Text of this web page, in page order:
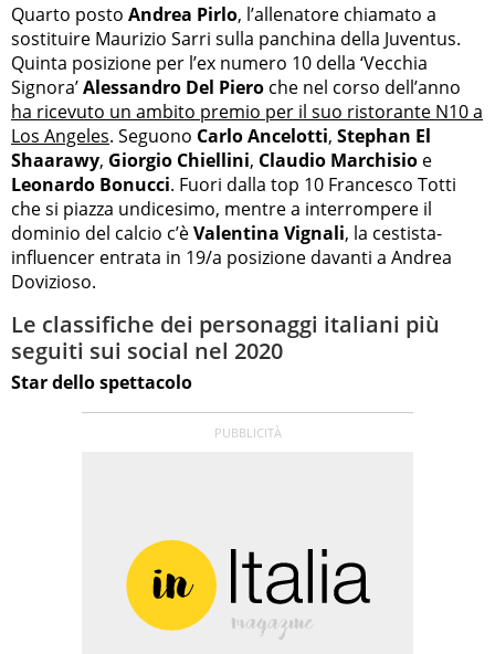
Quarto posto Andrea Pirlo, l’allenatore chiamato a
sostituire Maurizio Sarri sulla panchina della Juventus.
Quinta posizione per l’ex numero 10 della ‘Vecchia
Signora’Alessandro Del Piero che nel corso dell’anno
ha ricevuto un ambito premio per il suo ristorante N10 a
Los Angeles. Seguono Carlo Ancelotti, Stephan El
Shaarawy, Giorgio Chiellini, Claudio Marchisio e
Leonardo Bonucci. Fuori dalla top 10 Francesco Totti
che si piazza undicesimo, mentre a interrompere il
dominio del calcio c’èValentina Vignali, la cestista-
influencer entrata in 19/a posizione davanti a Andrea
Dovizioso.
Le classifiche dei personaggi italiani più
seguiti sui social nel 2020
Star dello spettacolo